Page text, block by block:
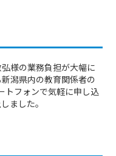
様の業務負担が大幅に
潟県内の教育関係者の
トフォンで気軽に申し込
ました。